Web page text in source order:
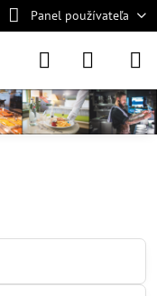
Panel používateľa